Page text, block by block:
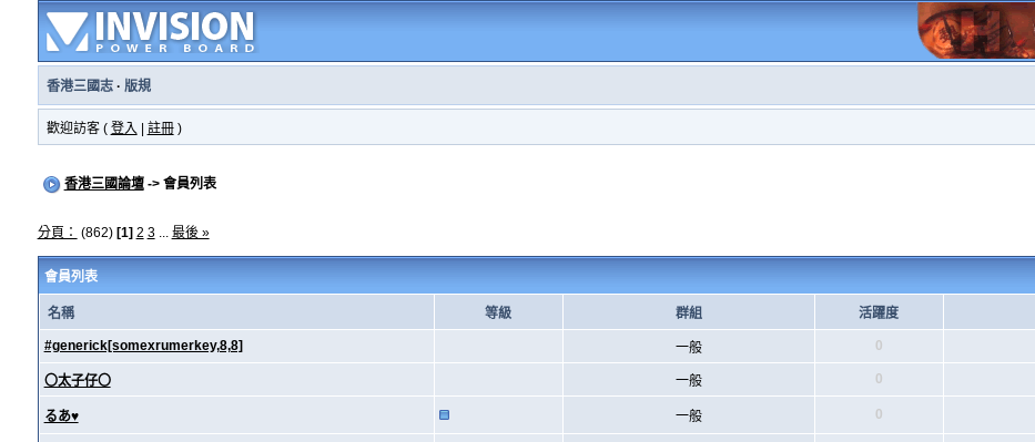
香港三國志· 版規
歡迎訪客 ( 登入 註冊)
香港三國論壇-> 會員列表
分頁： (862) [1] 2 3... 最後 »
會員列表
名稱 等級 群組 活躍度
#generick[somexrumerkey,8,8] 一般 0
〇太子仔〇 一般 0
るあ♥ 一般 0